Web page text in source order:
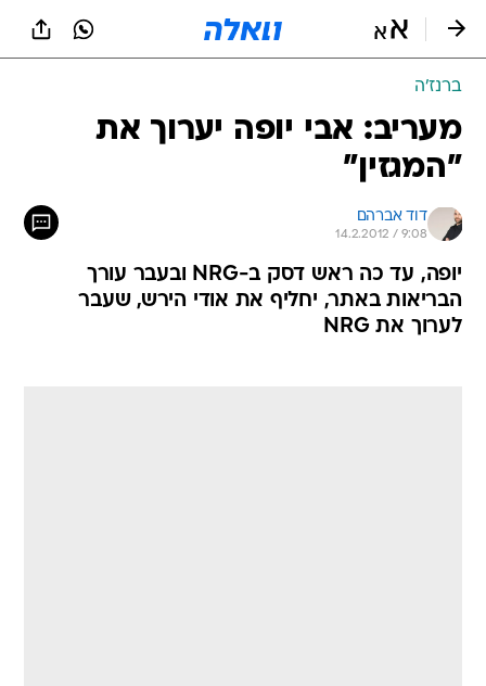
ברנז'ה
מעריב: אבי יופה יערוך את
"המגזין"
דוד אברהם
14.2.2012 / 9:08
יופה, עד כה ראש דסק ב-NRG ובעבר עורך
הבריאות באתר, יחליף את אודי הירש, שעבר
לערוך את NRG